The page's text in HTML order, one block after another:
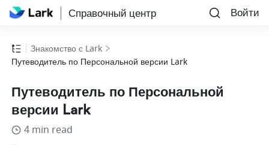
Справочный центр Войти
Знакомство с Lark
Путеводитель по Персональной версии Lark
Путеводитель по Персональной
версии Lark
4 min read